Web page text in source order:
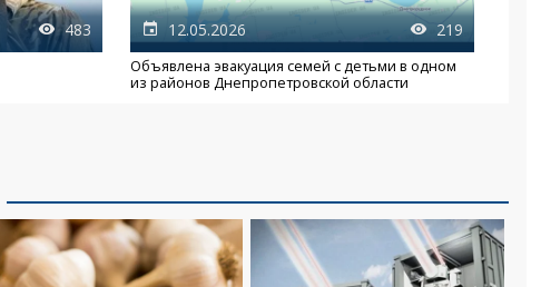
483 12.05.2026 219
Объявлена эвакуация семей с детьми в одном
из районов Днепропетровской области